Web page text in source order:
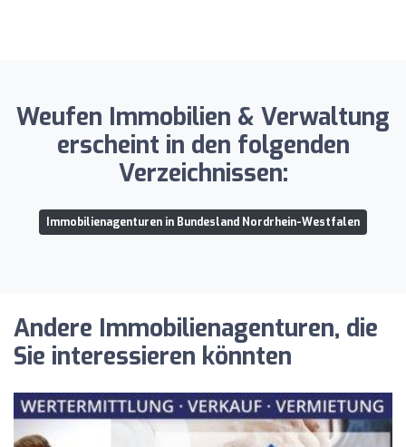
Weufen Immobilien & Verwaltung
erscheint in den folgenden
Verzeichnissen:
Immobilienagenturen in Bundesland Nordrhein-Westfalen
Andere Immobilienagenturen, die
Sie interessieren könnten